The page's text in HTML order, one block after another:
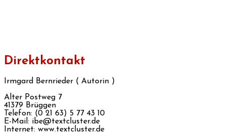
Direktkontakt
Irmgard Bernrieder ( Autorin )
Alter Postweg 7
41379 Brüggen
Telefon: (0 21 63) 5 77 43 10
E-Mail: ibe@textcluster.de
Internet: www.textcluster.de